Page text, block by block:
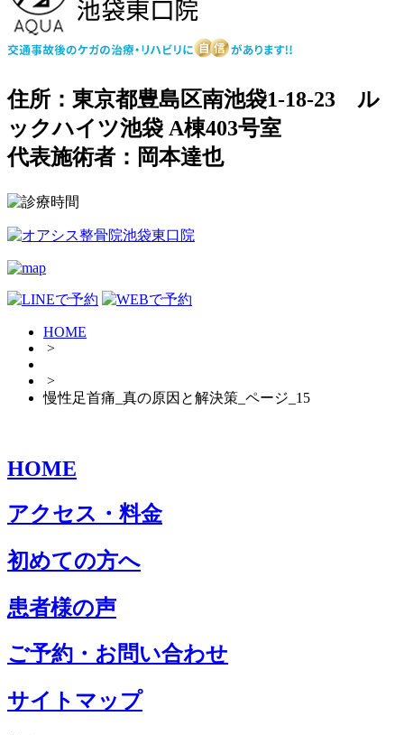
住所：東京都豊島区南池袋1-18-23 ル
ックハイツ池袋 A棟403号室
代表施術者：岡本達也
HOME
>
>
慢性足首痛_真の原因と解決策_ページ_15
HOME
アクセス・料金
初めての方へ
患者様の声
ご予約・お問い合わせ
サイトマップ